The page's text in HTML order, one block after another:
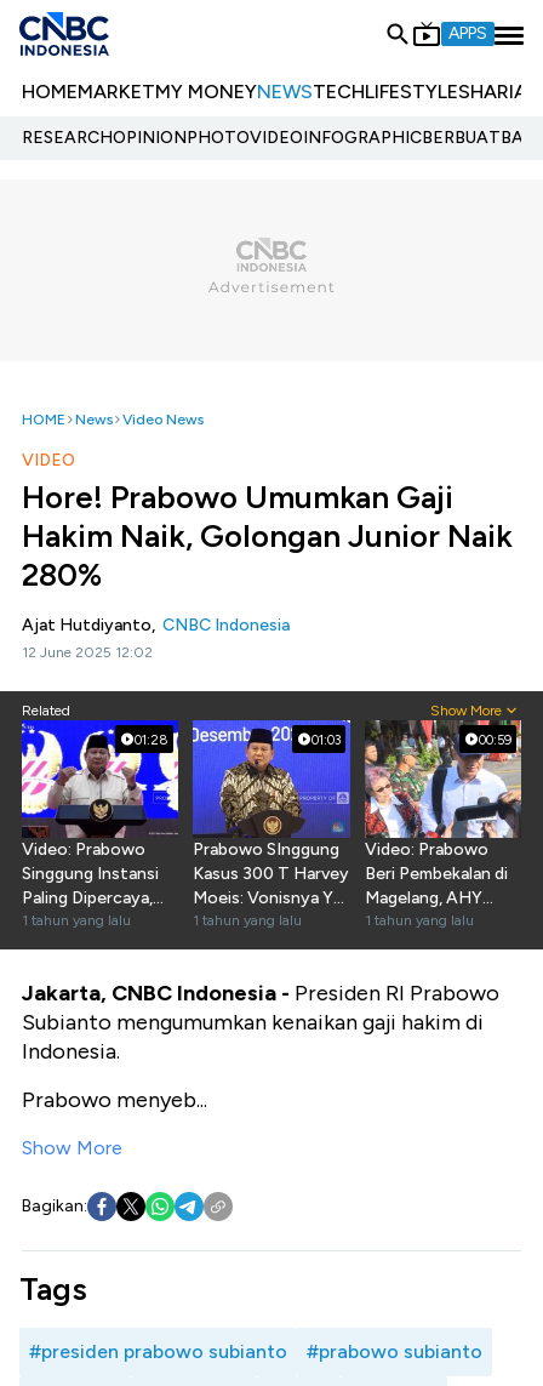
APPS
HOMEMARKETMY MONEYNEWSTECHLIFESTYLESHARIA
RESEARCHOPINIONPHOTOVIDEOINFOGRAPHIC
HOME News Video News
VIDEO
Hore! Prabowo Umumkan Gaji
Hakim Naik, Golongan Junior Naik
280%
Ajat Hutdiyanto, CNBC Indonesia
12 June 2025 12:02
Related Show More
01:28
Video: Prabowo
Singgung Instansi
Paling Dipercaya,
TNI Paling Atas
1 tahun yang lalu
01:03
Prabowo SInggung
Kasus 300 T Harvey
Moeis: Vonisnya Ya
50 Tahun!
1 tahun yang lalu
00:59
Video: Prabowo
Beri Pembekalan di
Magelang, AHY
Sebut Nostalgia
1 tahun yang lalu
Jakarta, CNBC Indonesia - Presiden RI Prabowo
Subianto mengumumkan kenaikan gaji hakim di
Indonesia.
Prabowo menyeb...
Show More
Bagikan:
Tags
#presiden prabowo subianto #prabowo subianto